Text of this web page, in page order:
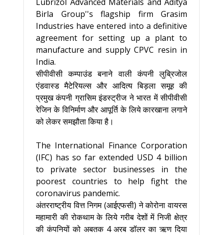
Birla Group''s flagship firm Grasim
Industries have entered into a definitive
agreement for setting up a plant to
manufacture and supply CPVC resin in
India.
सीपीवीसी कम्पाउंड बनाने वाली कंपनी लुब्रिजोल
एंडवास्ड मैटेरियल्स और आदित्य बिड़ला समूह की
प्रमुख कंपनी ग्रासिम इंडस्ट्रीज ने भारत में सीपीवीसी
रेजिन के विनिर्माण और आपूर्ति के लिये कारखाना लगाने
को लेकर समझौता किया है।
The International Finance Corporation
(IFC) has so far extended USD 4 billion
to private sector businesses in the
poorest countries to help fight the
coronavirus pandemic.
अंतरराष्ट्रीय वित्त निगम (आईएफसी) ने कोरोना वायरस
महामारी की रोकथाम के लिये गरीब देशों में निजी क्षेत्र
की कंपनियों को अबतक 4 अरब डॉलर का ऋण दिया